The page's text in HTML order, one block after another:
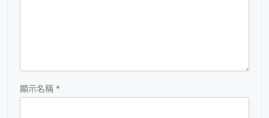
顯示名稱 *